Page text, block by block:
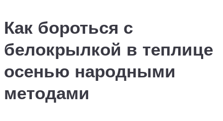
Как бороться с
белокрылкой в теплице
осенью народными
методами